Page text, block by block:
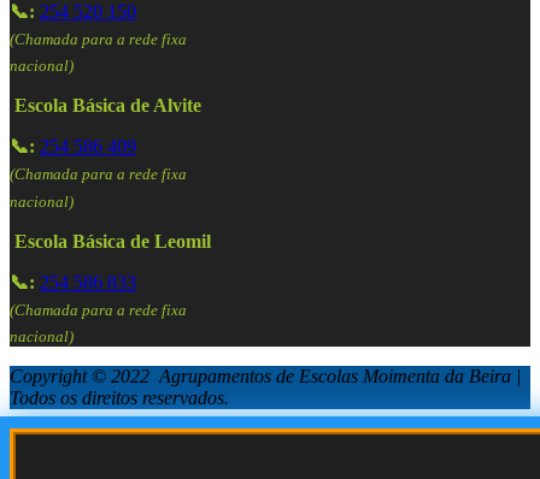
📞: 254 520 150
(Chamada para a rede fixa
nacional)
Escola Básica de Alvite
📞: 254 586 409
(Chamada para a rede fixa
nacional)
Escola Básica de Leomil
📞: 254 586 833
(Chamada para a rede fixa
nacional)
Copyright © 2022 Agrupamentos de Escolas Moimenta da Beira |
Todos os direitos reservados.